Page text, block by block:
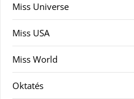
Miss Universe
Miss USA
Miss World
Oktatés